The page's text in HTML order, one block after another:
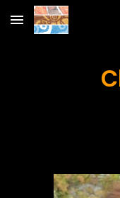
Skip to main content